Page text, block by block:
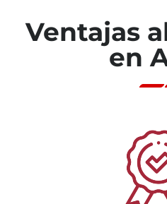
Ventajas
en